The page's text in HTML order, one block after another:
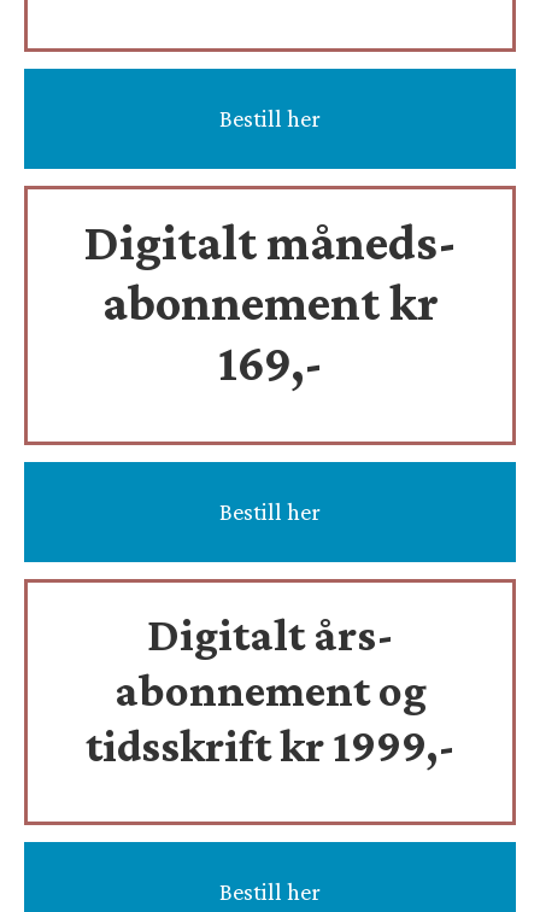
Bestill her
Digitalt måneds-
abonnement kr
169,-
Bestill her
Digitalt års-
abonnement og
tidsskriftkr 1999,-
Bestill her